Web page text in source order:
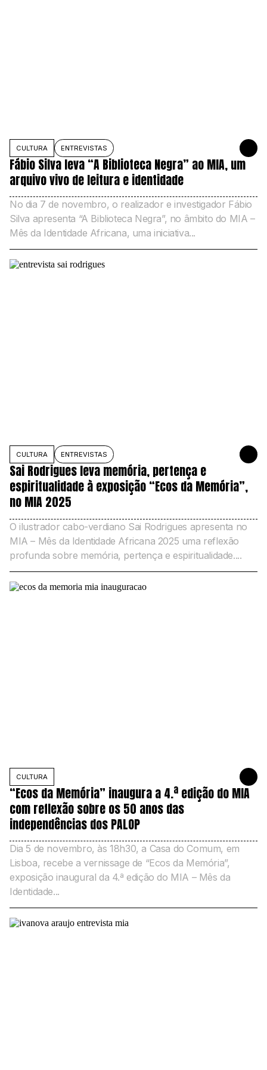
CULTURA ENTREVISTAS 5 DE
Fábio Silva leva “A Biblioteca Negra” ao MIA, um
arquivo vivo de leitura e identidade
No dia 7 de novembro, o realizador e investigador Fábio
Silva apresenta “A Biblioteca Negra”, no âmbito do MIA –
Mês da Identidade Africana, uma iniciativa...
CULTURA ENTREVISTAS 4 DE
Sai Rodrigues leva memória, pertença e
espiritualidade à exposição “Ecos da Memória”,
no MIA 2025
O ilustrador cabo-verdiano Sai Rodrigues apresenta no
MIA – Mês da Identidade Africana 2025 uma reflexão
profunda sobre memória, pertença e espiritualidade....
CULTURA 1 DE
“Ecos da Memória” inaugura a 4.ª edição do MIA
com reflexão sobre os 50 anos das
independências dos PALOP
Dia 5 de novembro, às 18h30, a Casa do Comum, em
Lisboa, recebe a vernissage de “Ecos da Memória”,
exposição inaugural da 4.ª edição do MIA – Mês da
Identidade...